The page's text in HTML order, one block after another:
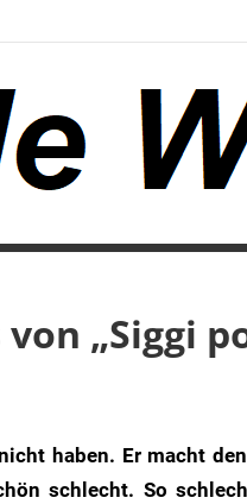
„Siggi
haben. Er macht
schlecht. So